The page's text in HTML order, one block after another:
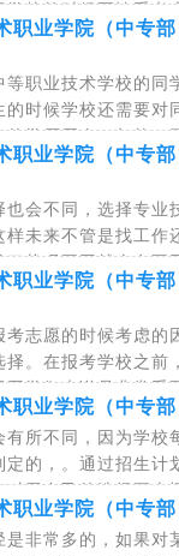
学校的时候要慎重考
学院(中专部)宿舍和
职业学院（中专
等职业技术学校的同
时候学校还需要对
的学历层次、年龄、
编整理的广东外语艺
职业学院（中专
会不同，选择专业
未来不管是找工作
习状况不同就会有不
语艺术职业学院(中
职业学院（中专
志愿的时候考虑的
择。在报考学校之前
同学们来说是非常重
业学院(中专部)学费
职业学院（中专部
所不同，因为学校
定的，。通过招生计
对于自己的选择更大
整理的广东外语艺术
职业学院（中专
是非常多的，如果对